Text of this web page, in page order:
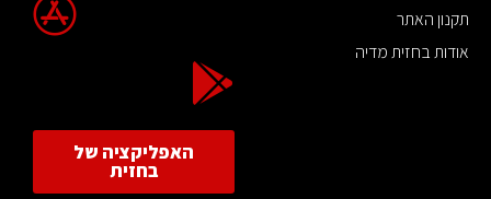
תקנון האתר
אודות בחזית מדיה
האפליקציה של
בחזית